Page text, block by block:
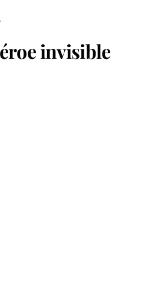
invisible